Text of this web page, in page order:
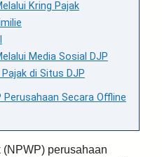
Kring Pajak
Media Sosial DJP
di Situs DJP
Secara Offline
perusahaan